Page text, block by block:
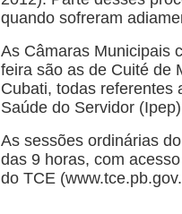
quando sofreram
As Câmaras Municipais
feira são as de Cuité de
Cubati, todas referentes
Saúde do Servidor
As sessões ordinárias
das 9 horas, com
do TCE